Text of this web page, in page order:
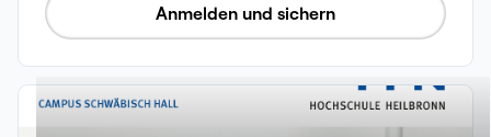
Anmelden und sichern